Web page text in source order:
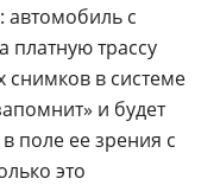
автомобиль с
трассу
снимков в системе
и будет
поле ее зрения с
это